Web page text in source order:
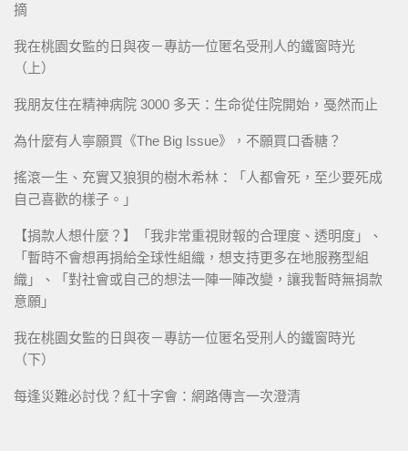
摘
我在桃園女監的日與夜－專訪一位匿名受刑人的鐵窗時光
（上）
我朋友住在精神病院 3000 多天：生命從住院開始，戞然而止
為什麼有人寧願買《The Big Issue》，不願買口香糖？
搖滾一生、充實又狼狽的樹木希林：「人都會死，至少要死成
自己喜歡的樣子。」
【捐款人想什麼？】「我非常重視財報的合理度、透明度」、
「暫時不會想再捐給全球性組織，想支持更多在地服務型組
織」、「對社會或自己的想法一陣一陣改變，讓我暫時無捐款
意願」
我在桃園女監的日與夜－專訪一位匿名受刑人的鐵窗時光
（下）
每逢災難必討伐？紅十字會：網路傳言一次澄清